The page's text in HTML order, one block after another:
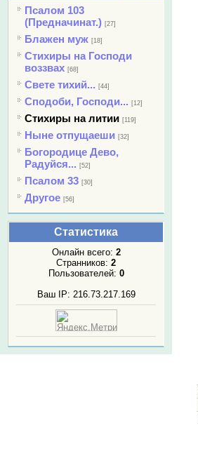
Псалом 103
(Предначинат.) [27]
Блажен муж [18]
Стихиры на Господи
воззвах [68]
Свете тихий... [44]
Сподоби, Господи... [12]
Стихиры на литии [119]
Ныне отпущаеши [32]
Богородице Дево,
Радуйся... [52]
Псалом 33 [30]
Другое [56]
Статистика
Онлайн всего: 2
Странников: 2
Пользователей: 0
Ваш IP: 216.73.217.169